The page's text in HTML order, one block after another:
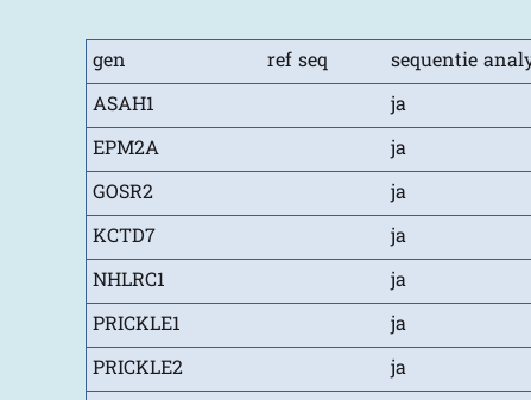
gen ref seq sequentie
ASAH1
ja
EPM2A
ja
GOSR2
ja
KCTD7
ja
NHLRC1
ja
PRICKLE1
ja
PRICKLE2
ja